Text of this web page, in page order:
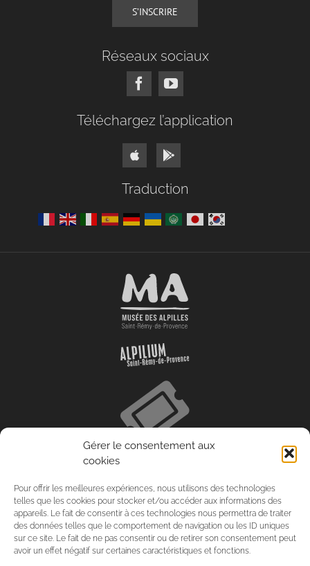
Gérer le consentement aux
cookies
Pour offrir les meilleures expériences, nous utilisons des technologies
telles que les cookies pour stocker et/ou accéder aux informations des
appareils. Le fait de consentir à ces technologies nous permettra de traiter
des données telles que le comportement de navigation ou les ID uniques
sur ce site. Le fait de ne pas consentir ou de retirer son consentement peut
avoir un effet négatif sur certaines caractéristiques et fonctions.
S’INSCRIRE
Réseaux sociaux
Téléchargez l’application
Traduction